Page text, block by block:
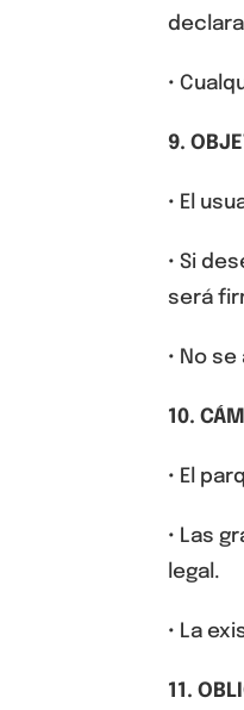
•
9.
• El
• Si
será
• No
10.
• El
• Las
legal.
• La
1 1 .